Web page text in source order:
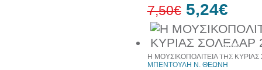
30%
έκπτωση
web
7,50€ 5,24€
Η ΜΟΥΣΙΚΟΠΟΛΙΤΕΙΑ ΤΗΣ
ΜΠΕΝΤΟΥΛΗ Ν. ΘΕΩΝΗ